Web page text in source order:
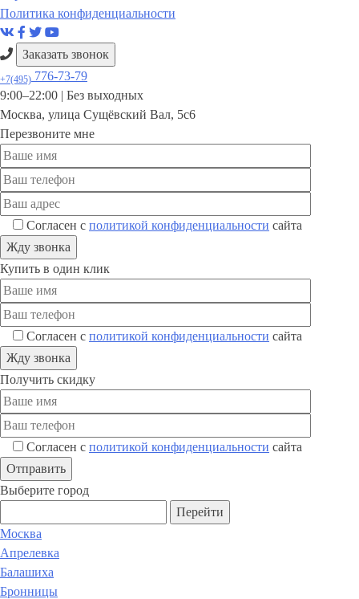
Политика конфиденциальности
Заказать звонок
+7(495) 776-73-79
9:00–22:00 | Без выходных
Москва, улица Сущёвский Вал, 5с6
Перезвоните мне
Согласен с политикой конфиденциальности сайта
Купить в один клик
Согласен с политикой конфиденциальности сайта
Получить скидку
Согласен с политикой конфиденциальности сайта
Выберите город
Перейти
Москва
Апрелевка
Балашиха
Бронницы